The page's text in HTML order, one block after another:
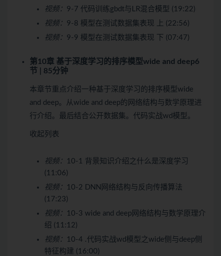
视频： 9-7 代码训练gbdt与LR混合模型 (19:22)
视频： 9-8 模型在测试数据集表现 上 (22:56)
视频： 9-9 模型在测试数据集表现 下 (07:47)
第10章 基于深度学习的排序模型wide and deep6
节 | 85分钟
本章节重点介绍一种基于深度学习的排序模型wide
and deep。从wide and deep的网络结构与数学原理进
行介绍。最后结合公开数据集。代码实战wd模型。
收起列表
视频：
10-1 背景知识介绍之什么是深度学习
(11:06)
视频：
10-2 DNN网络结构与反向传播算法
(17:23)
视频：
10-3 wide and deep网络结构与数学原理介
绍 (11:12)
视频：
10-4 .代码实战wd模型之wide侧与deep侧
特征构建 (16:00)